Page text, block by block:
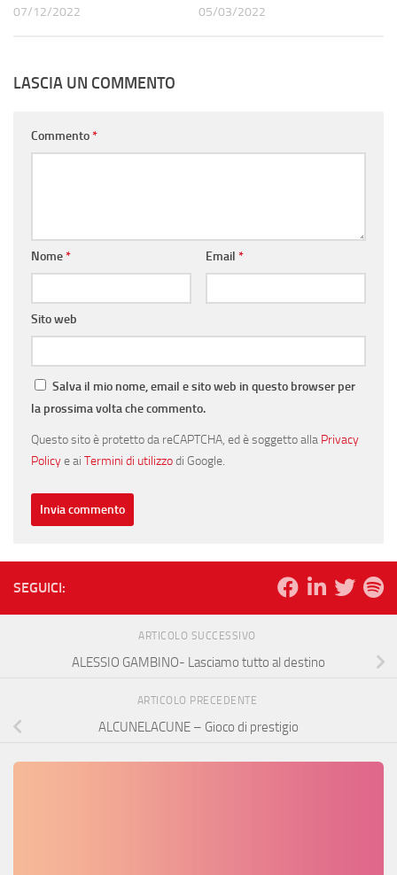
07/12/2022 05/03/2022
LASCIA UN COMMENTO
Commento*
Nome* Email *
Sito web
Salva il mio nome, email e sito web in questo browser per
la prossima volta che commento.
Questo sito è protetto da reCAPTCHA, ed è soggetto alla Privacy
Policye ai Termini di utilizzodi Google.
SEGUICI:
ARTICOLO SUCCESSIVO
ALESSIO GAMBINO- Lasciamo tutto al destino
ARTICOLO PRECEDENTE
ALCUNELACUNE – Gioco di prestigio